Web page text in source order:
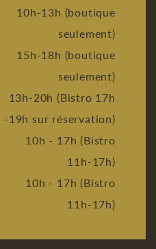
10h-13h (boutique
seulement)
15h-18h (boutique
seulement)
13h-20h (Bistro 17h
-19h sur réservation)
10h - 17h (Bistro
11h-17h)
10h - 17h (Bistro
11h-17h)